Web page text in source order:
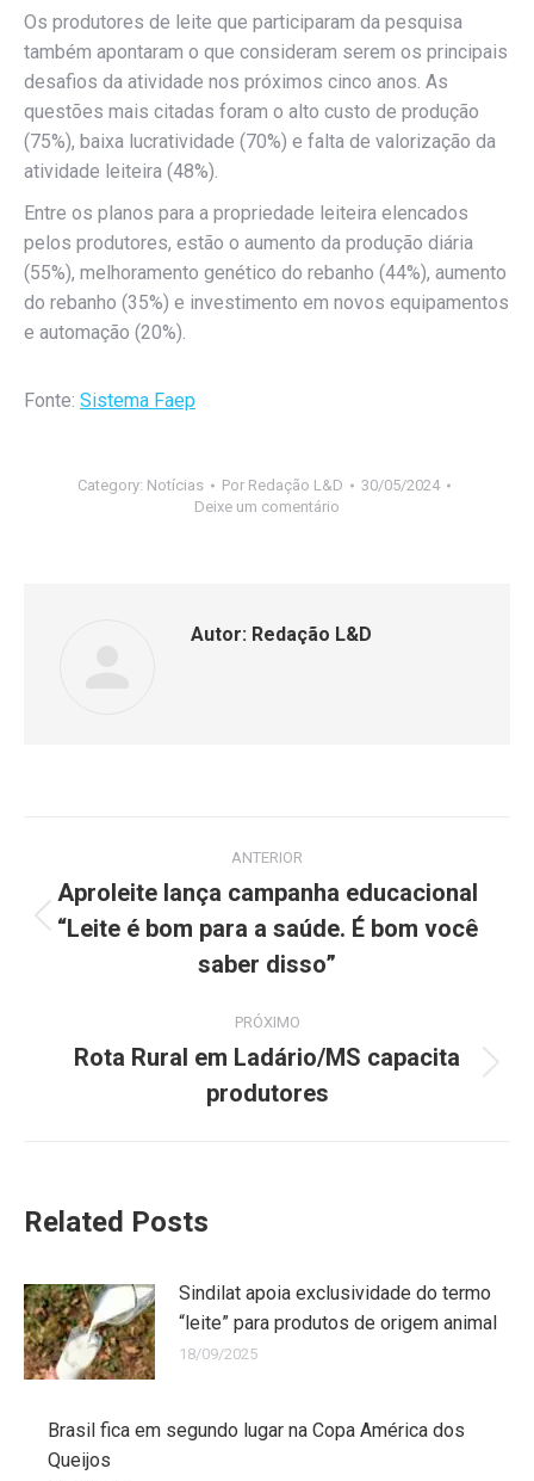
Os produtores de leite que participaram da pesquisa
também apontaram o que consideram serem os principais
desafios da atividade nos próximos cinco anos. As
questões mais citadas foram o alto custo de produção
(75%), baixa lucratividade (70%) e falta de valorização da
atividade leiteira (48%).
Entre os planos para a propriedade leiteira elencados
pelos produtores, estão o aumento da produção diária
(55%), melhoramento genético do rebanho (44%), aumento
do rebanho (35%) e investimento em novos equipamentos
e automação (20%).
Fonte: Sistema Faep
Category: Notícias Por Redação L&D
30/05/2024
Deixe um comentário
Autor: Redação L&D
ANTERIOR
Aproleite lança campanha educacional
“Leite é bom para a saúde. É bom você
saber disso”
PRÓXIMO
Rota Rural em Ladário/MS capacita
produtores
Related Posts
Sindilat apoia exclusividade do termo
“leite” para produtos de origem animal
18/09/2025
Brasil fica em segundo lugar na Copa América dos
Queijos